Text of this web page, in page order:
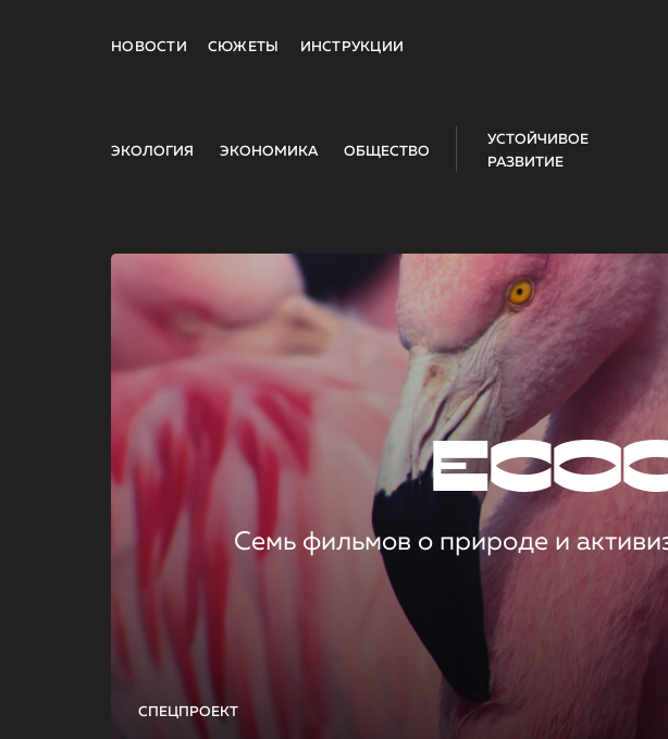
НОВОСТИ СЮЖЕТЫ ИНСТРУКЦИИ
ЭКОЛОГИЯ ЭКОНОМИКА ОБЩЕСТВО
УСТОЙЧИВОЕ
РАЗВИТИЕ
СПЕЦПРОЕКТ
Семь фильмов о природе и